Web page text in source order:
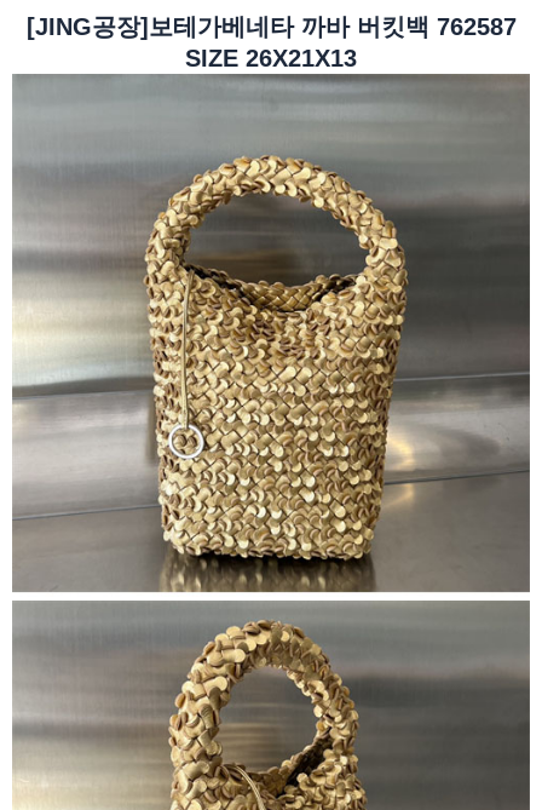
[JING공장]보테가베네타 까바 버킷백 762587
SIZE 26X21X13